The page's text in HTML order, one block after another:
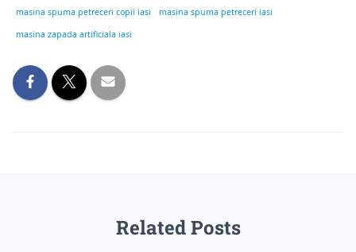
masina spuma petreceri copii iasi
masina spuma petreceri iasi
masina zapada artificiala iasi
Related Posts